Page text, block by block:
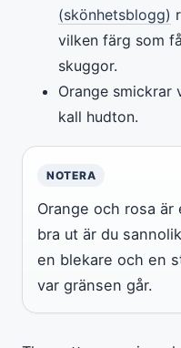
(skönhetsblogg)
vilken färg som
skuggor.
Orange smickrar
kall hudton.
NOTERA
Orange och rosa är
bra ut är du
en blekare och en
var gränsen går.